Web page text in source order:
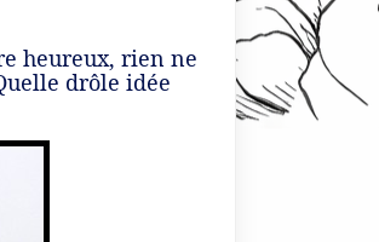
heureux, rien ne
drôle idée